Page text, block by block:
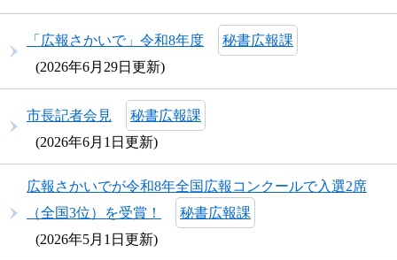
「広報さかいで」令和8年度
秘書広報課
2026年6月29日更新
市長記者会見
秘書広報課
2026年6月1日更新
広報さかいでが令和8年全国広報コンクールで入選2席
（全国3位）を受賞！
秘書広報課
2026年5月1日更新